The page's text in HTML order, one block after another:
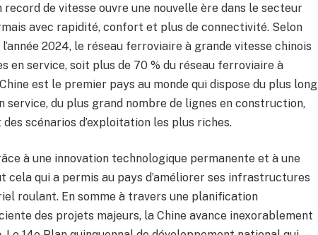
record de vitesse ouvre une nouvelle ère dans le secteur
avec rapidité, confort et plus de connectivité. Selon
2024, le réseau ferroviaire à grande vitesse chinois
en service, soit plus de 70 % du réseau ferroviaire à
est le premier pays au monde qui dispose du plus long
service, du plus grand nombre de lignes en construction,
scénarios d’exploitation les plus riches.
à une innovation technologique permanente et à une
cela qui a permis au pays d’améliorer ses infrastructures
roulant. En somme à travers une planification
des projets majeurs, la Chine avance inexorablement